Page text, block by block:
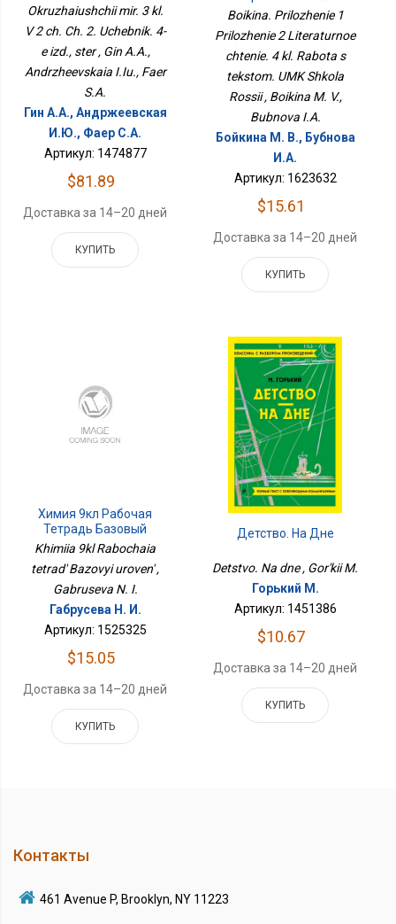
Изд., Стер
Okruzhaiushchii mir. 3 kl.
V 2 ch. Ch. 2. Uchebnik. 4-
e izd., ster , Gin A.A.,
Andrzheevskaia I.Iu., Faer
S.A.
Гин А.А., Андржеевская
И.Ю., Фаер С.А.
Артикул: 1474877
$81.89
Доставка за 14–20 дней
КУПИТЬ
Литературное Чтение. 4
УМК Школа России
Boikina. Prilozhenie 1
Prilozhenie 2 Literaturnoe
chtenie. 4 kl. Rabota s
tekstom. UMK Shkola
Rossii , Boikina M. V.,
Bubnova I.A.
Бойкина М. В., Бубнова
И.А.
Артикул: 1623632
$15.61
Доставка за 14–20 дней
КУПИТЬ
Химия 9кл Рабочая
Тетрадь Базовый
Уровень
Khimiia 9kl Rabochaia
tetrad' Bazovyi uroven' ,
Gabruseva N. I.
Габрусева Н. И.
Артикул: 1525325
$15.05
Доставка за 14–20 дней
КУПИТЬ
Детство. На Дне
Detstvo. Na dne , Gor'kii M.
Горький М.
Артикул: 1451386
$10.67
Доставка за 14–20 дней
КУПИТЬ
Контакты
461 Avenue P, Brooklyn, NY 11223